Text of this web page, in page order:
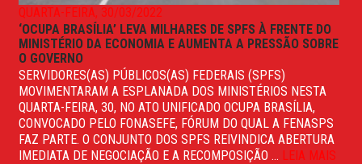
QUARTA-FEIRA, 30/03/2022
‘OCUPA BRASÍLIA’ LEVA MILHARES DE SPFS À FRENTE DO
MINISTÉRIO DA ECONOMIA E AUMENTA A PRESSÃO SOBRE
O GOVERNO
SERVIDORES(AS) PÚBLICOS(AS) FEDERAIS (SPFS)
MOVIMENTARAM A ESPLANADA DOS MINISTÉRIOS NESTA
QUARTA-FEIRA, 30, NO ATO UNIFICADO OCUPA BRASÍLIA,
CONVOCADO PELO FONASEFE, FÓRUM DO QUAL A FENASPS
FAZ PARTE. O CONJUNTO DOS SPFS REIVINDICA ABERTURA
IMEDIATA DE NEGOCIAÇÃO E A RECOMPOSIÇÃO ... LEIA MAIS